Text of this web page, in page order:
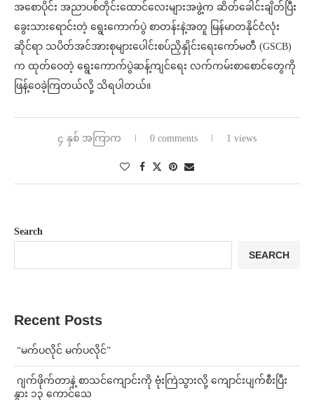
အစောပိုင်း အညာပစ်တိုင်းထောင်လေးများအဖွဲ့က ဆိတ်ခေါင်းချိတ်ပြီး
ခွေးသားရောင်းတဲ့ ရွေးကောက်ပွဲ စာတန်းနဲ့အတူ မြန်မာတနိုင်ငံလုံး
ဆိုင်ရာ သပိတ်အင်အားစုများပေါင်းစပ်ညှိနှိုင်းရေးကော်မတီ (GSCB)
က ထုတ်ဝေတဲ့ ရွေးကောက်ပွဲဆန့်ကျင်ရေး လက်ကမ်းစာစောင်တွေကို
ဖြန့်ဝေခဲ့ကြတယ်လို့ သိရပါတယ်။
၄ နှစ် အကြာက 0 comments 1 views
Search
SEARCH
Recent Posts
⁨ ⁨“မက်ပလိုင် မက်ပလိုင်”
⁨⁩ ⁨ဂျက်ဖိုက်တာနဲ့ စာသင်ကျောင်းကို ဗုံးကြဲသွားလို့ ကျောင်းပျက်စီးပြီး
နွား ၁၃ ကောင်သေ